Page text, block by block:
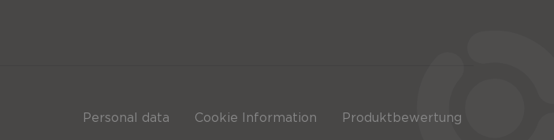
Personal data Cookie Information Produktbewertung